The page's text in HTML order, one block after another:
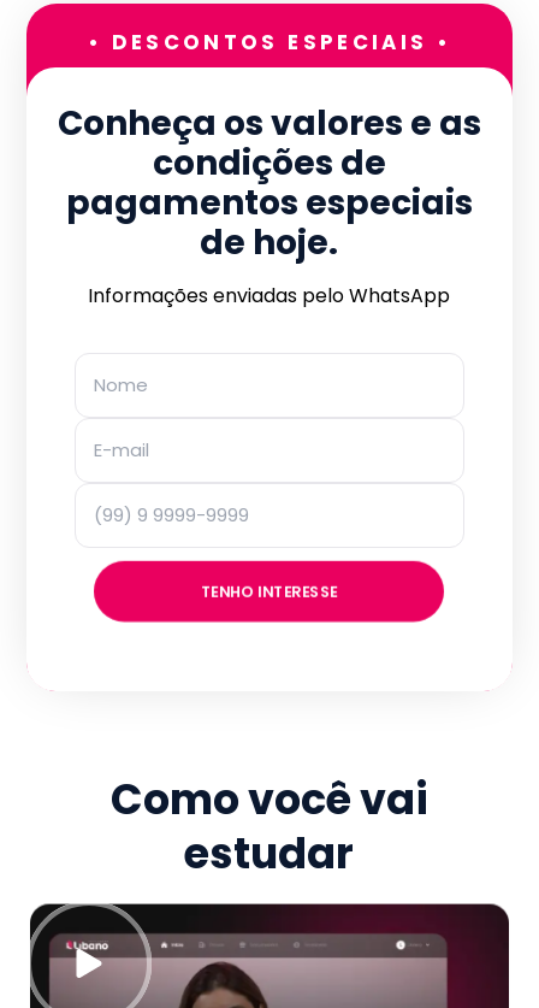
• DESCONTOS ESPECIAIS •
Conheça os valores e as
condições de
pagamentos especiais
de hoje.
Informações enviadas pelo WhatsApp
TENHO INTERESSE
Como você vai
estudar